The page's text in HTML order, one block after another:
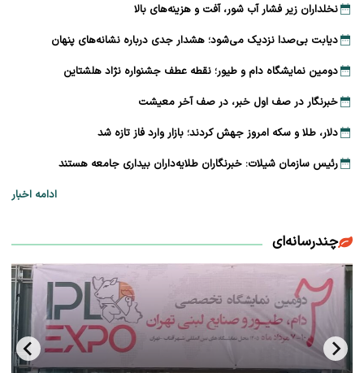
نخلداران زیر فشار آب شور، آفت و هزینه‌های بالا
دیابت بی‌صدا نزدیک می‌شود؛ هشدار جدی درباره نشانه‌های پنهان
دومین نمایشگاه دام و طیور؛ نقطه عطف جشنواره نژاد هلشتاین
خبرنگار در صف اول خبر، در صف آخر معیشت
دلار، طلا و سکه امروز جهش کردند؛ بازار وارد فاز تازه شد
رئیس سازمان شیلات: خبرنگاران طلایه‌داران بیداری جامعه هستند
ادامه اخبار
چندرسانه‌ای